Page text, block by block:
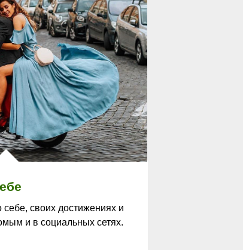
себе, своих достижениях и
и в социальных сетях.